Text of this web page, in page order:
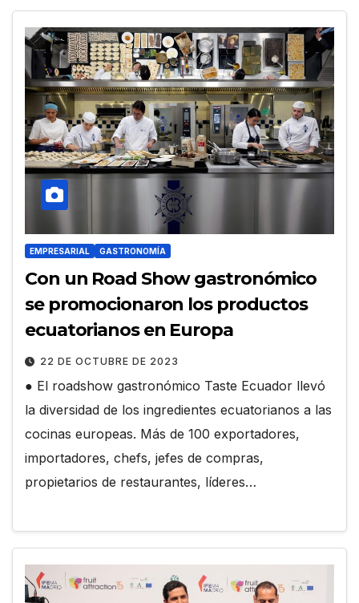
EMPRESARIAL GASTRONOMÍA
Con un Road Show gastronómico
se promocionaron los productos
ecuatorianos en Europa
22 DE OCTUBRE DE 2023
● El roadshow gastronómico Taste Ecuador llevó
la diversidad de los ingredientes ecuatorianos a las
cocinas europeas. Más de 100 exportadores,
importadores, chefs, jefes de compras,
propietarios de restaurantes, líderes…